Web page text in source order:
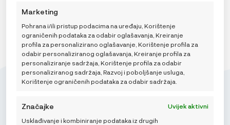
Marketing
Pohrana i/ili pristup podacima na uređaju, Korištenje
ograničenih podataka za odabir oglašavanja, Kreiranje
profila za personalizirano oglašavanje, Korištenje profila za
odabir personaliziranog oglašavanja, Kreiranje profila za
personaliziranje sadržaja, Korištenje profila za odabir
personaliziranog sadržaja, Razvoj i poboljšanje usluga,
Korištenje ograničenih podataka za odabir sadržaja.
Značajke
Uvijek aktivni
Usklađivanje i kombiniranje podataka iz drugih
Mikroedra d.o.o.